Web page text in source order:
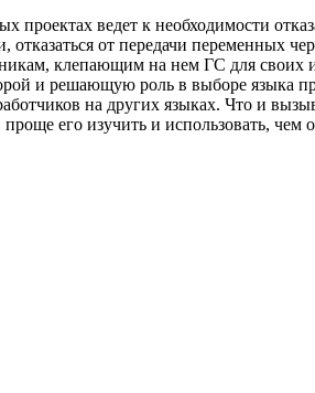
проектах ведет к необходимости
от передачи переменных
клепающим на нем ГС для своих
и решающую роль в выборе языка
на других языках. Что и
его изучить и использовать, чем